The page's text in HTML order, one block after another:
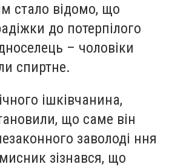
стало відомо, що
до потерпілого
– чоловіки
спиртне.
ішківчанина,
що саме він
заволоді ння
зізнався, що